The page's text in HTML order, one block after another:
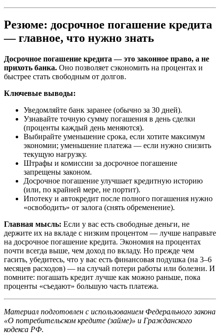
Резюме: досрочное погашение кредита
— главное, что нужно знать
Досрочное погашение кредита — это законное право, а не
прихоть банка. Оно позволяет сэкономить на процентах и
быстрее стать свободным от долгов.
Ключевые выводы:
Уведомляйте банк заранее (обычно за 30 дней).
Узнавайте точную сумму погашения в день сделки
(проценты каждый день меняются).
Выбирайте уменьшение срока, если хотите максимум
экономии; уменьшение платежа — если нужно снизить
текущую нагрузку.
Штрафы и комиссии за досрочное погашение
запрещены законом.
Досрочное погашение улучшает кредитную историю
(или, по крайней мере, не портит).
Ипотеку и автокредит после полного погашения нужно
«освободить» от залога (снять обременение).
Главная мысль: Если у вас есть свободные деньги, не
держите их на вкладе с низким процентом — лучше направьте
на досрочное погашение кредита. Экономия на процентах
почти всегда выше, чем доход по вкладу. Но прежде чем
гасить, убедитесь, что у вас есть финансовая подушка (на 3–6
месяцев расходов) — на случай потери работы или болезни. И
помните: погашать кредит лучше как можно раньше, пока
проценты «съедают» большую часть платежа.
Материал подготовлен с использованием Федерального закона
«О потребительском кредите (займе)» и Гражданского
кодекса РФ.